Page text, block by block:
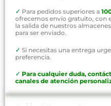
✓ Para pedidos superiores a
ofrecemos envío gratuito, con
la salida de nuestros
para ser enviado.
✓ Si necesitas una entrega
preferencia.
✓ Para cualquier duda,
canales de atención